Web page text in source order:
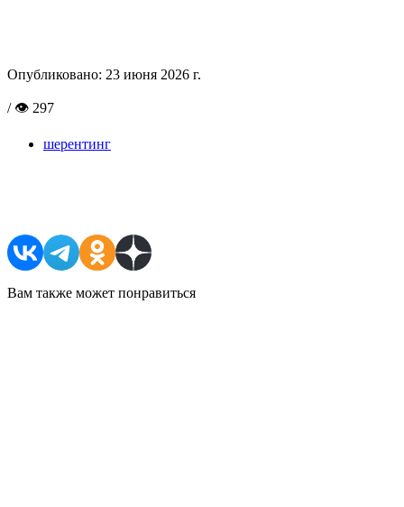
Опубликовано: 23 июня 2026 г.
/ 👁 297
шерентинг
Вам также может понравиться